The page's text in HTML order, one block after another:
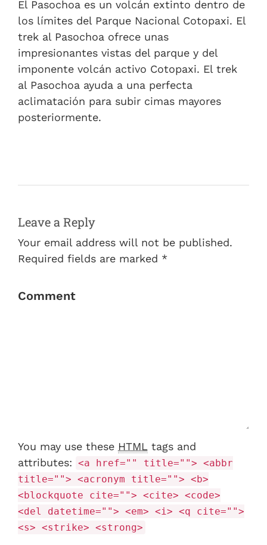
El Pasochoa es un volcán extinto dentro de
los límites del Parque Nacional Cotopaxi. El
trek al Pasochoa ofrece unas
impresionantes vistas del parque y del
imponente volcán activo Cotopaxi. El trek
al Pasochoa ayuda a una perfecta
aclimatación para subir cimas mayores
posteriormente.
Leave a Reply
Your email address will not be published.
Required fields are marked *
Comment
You may use these HTML tags and
attributes: <a href="" title=""> <abbr
title=""> <acronym title=""> <b>
<blockquote cite=""> <cite> <code>
<del datetime=""> <em> <i> <q cite="">
<s> <strike> <strong>